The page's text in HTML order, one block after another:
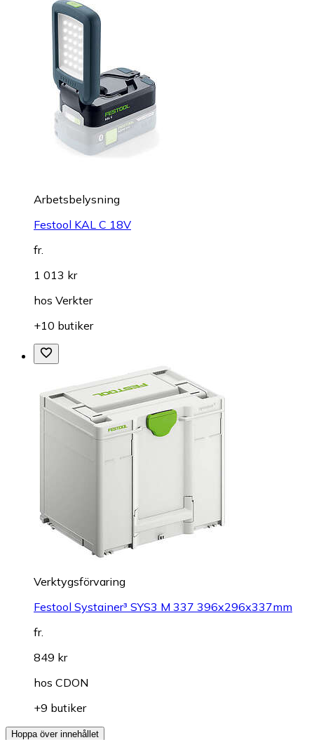
Arbetsbelysning
Festool KAL C 18V
fr.
1 013 kr
hos Verkter
+10 butiker
Verktygsförvaring
Festool Systainer³ SYS3 M 337 396x296x337mm
fr.
849 kr
hos CDON
+9 butiker
Hoppa över innehållet